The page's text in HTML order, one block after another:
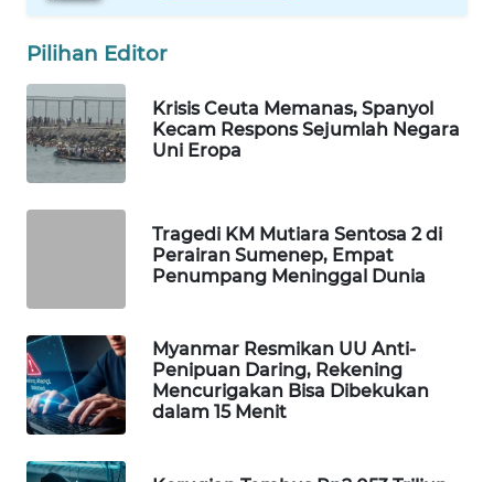
Pilihan Editor
Krisis Ceuta Memanas, Spanyol
Kecam Respons Sejumlah Negara
Uni Eropa
Tragedi KM Mutiara Sentosa 2 di
Perairan Sumenep, Empat
Penumpang Meninggal Dunia
Myanmar Resmikan UU Anti-
Penipuan Daring, Rekening
Mencurigakan Bisa Dibekukan
dalam 15 Menit
WAHANA
WISATA
LAPAK
WAHANA
Network
MASYARAKAT
KELISTRIKAN
WALINKI
ID